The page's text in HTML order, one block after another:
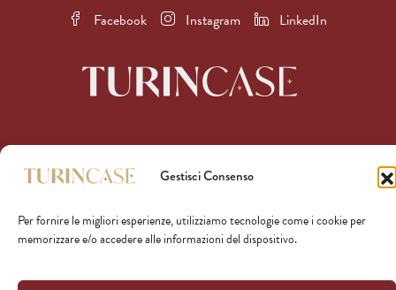
Gestisci Consenso
Per fornire le migliori esperienze, utilizziamo tecnologie come i cookie per
memorizzare e/o accedere alle informazioni del dispositivo.
Facebook Instagram LinkedIn
© TURINCASE S.r.l. - P. IVA
08398500010